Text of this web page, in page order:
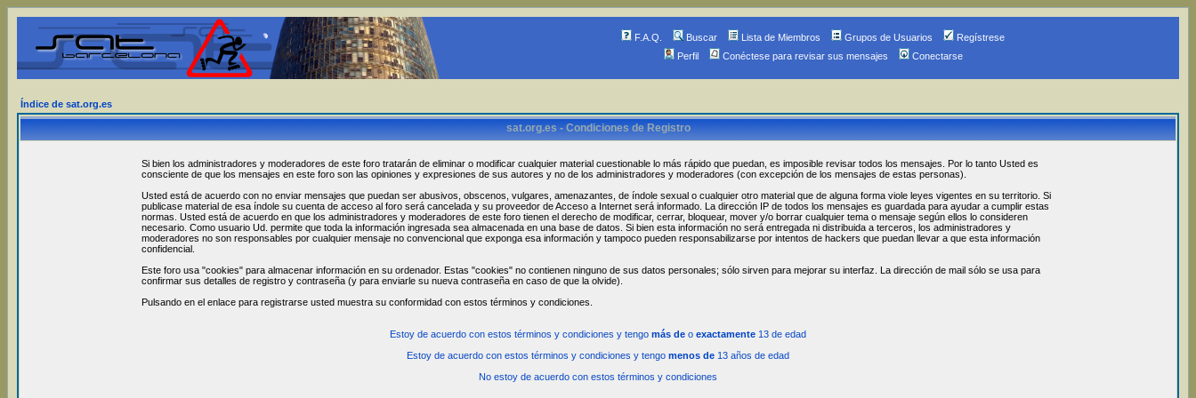
F.A.Q. Buscar Lista de Miembros Grupos de Usuarios
Regístrese
Perfil
Conéctese para revisar sus mensajes Conectarse
Índice de sat.org.es
sat.org.es - Condiciones de Registro
Si bien los administradores y moderadores de este foro tratarán de eliminar o modificar cualquier material cuestionable lo más rápido que puedan, es imposible revisar todos los mensajes. Por lo tanto Usted es
consciente de que los mensajes en este foro son las opiniones y expresiones de sus autores y no de los administradores y moderadores (con excepción de los mensajes de estas personas).
Usted está de acuerdo con no enviar mensajes que puedan ser abusivos, obscenos, vulgares, amenazantes, de índole sexual o cualquier otro material que de alguna forma viole leyes vigentes en su territorio. Si
publicase material de esa índole su cuenta de acceso al foro será cancelada y su proveedor de Acceso a Internet será informado. La dirección IP de todos los mensajes es guardada para ayudar a cumplir estas
normas. Usted está de acuerdo en que los administradores y moderadores de este foro tienen el derecho de modificar, cerrar, bloquear, mover y/o borrar cualquier tema o mensaje según ellos lo consideren
necesario. Como usuario Ud. permite que toda la información ingresada sea almacenada en una base de datos. Si bien esta información no será entregada ni distribuida a terceros, los administradores y
moderadores no son responsables por cualquier mensaje no convencional que exponga esa información y tampoco pueden responsabilizarse por intentos de hackers que puedan llevar a que esta información
confidencial.
Este foro usa "cookies" para almacenar información en su ordenador. Estas "cookies" no contienen ninguno de sus datos personales; sólo sirven para mejorar su interfaz. La dirección de mail sólo se usa para
confirmar sus detalles de registro y contraseña (y para enviarle su nueva contraseña en caso de que la olvide).
Pulsando en el enlace para registrarse usted muestra su conformidad con estos términos y condiciones.
Estoy de acuerdo con estos términos y condiciones y tengo más de o exactamente 13 de edad
Estoy de acuerdo con estos términos y condiciones y tengo menos de 13 años de edad
No estoy de acuerdo con estos términos y condiciones